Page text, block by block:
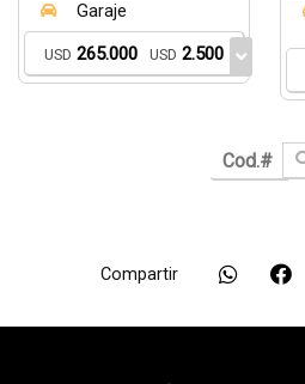
Garaje
USD 265.000 USD 2.500
Compartir